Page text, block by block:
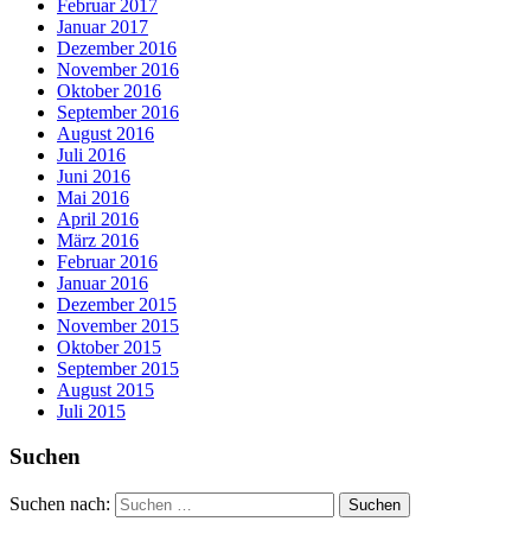
Februar 2017
Januar 2017
Dezember 2016
November 2016
Oktober 2016
September 2016
August 2016
Juli 2016
Juni 2016
Mai 2016
April 2016
März 2016
Februar 2016
Januar 2016
Dezember 2015
November 2015
Oktober 2015
September 2015
August 2015
Juli 2015
Suchen
Suchen nach: